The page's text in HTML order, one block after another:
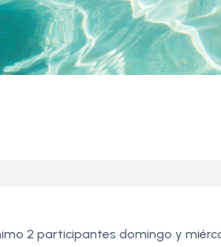
2 participantes domingo y